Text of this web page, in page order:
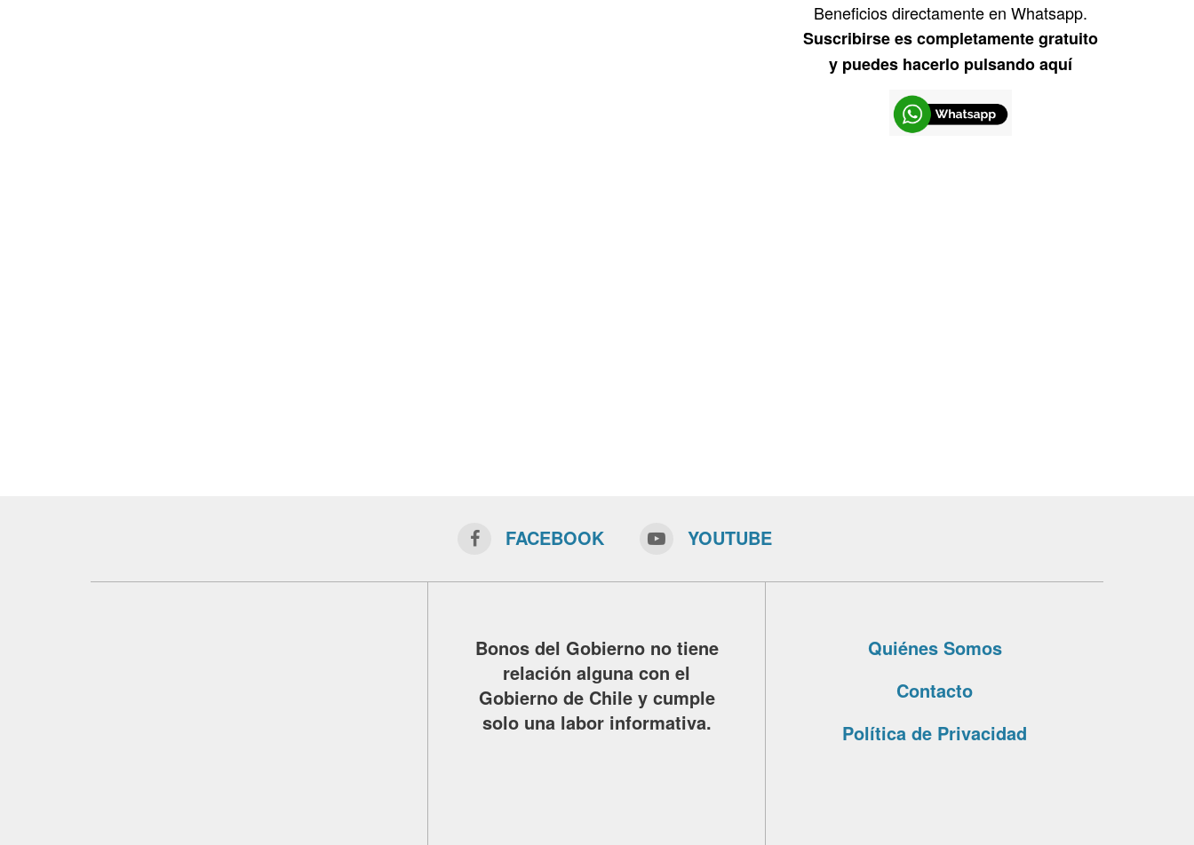
Beneficios directamente en Whatsapp.
Suscribirse es completamente gratuito
y puedes hacerlo pulsando aquí
FACEBOOK YOUTUBE
Bonos del Gobierno no tiene
relación alguna con el
Gobierno de Chile y cumple
solo una labor informativa.
Quiénes Somos
Contacto
Política de Privacidad